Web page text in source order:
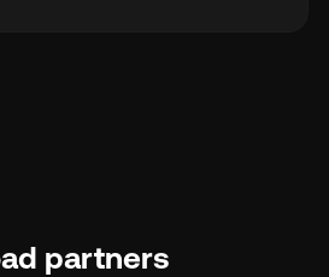
partners